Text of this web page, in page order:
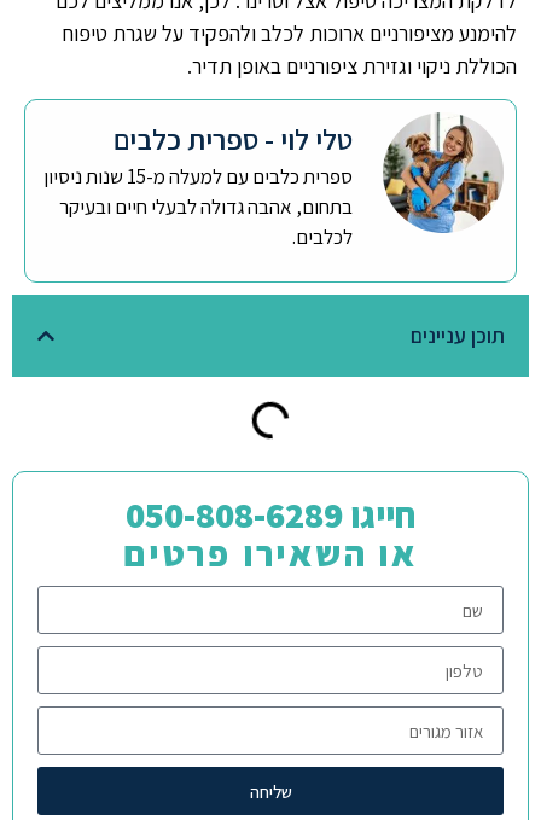
תוכן עניינים
חייגו 050-808-6289
או השאירו פרטים
שליחה
להימנע מציפורניים ארוכות לכלב ולהפקיד על שגרת טיפוח
הכוללת ניקוי וגזירת ציפורניים באופן תדיר.
טלי לוי - ספרית כלבים
ספרית כלבים עם למעלה מ-15 שנות ניסיון
בתחום, אהבה גדולה לבעלי חיים ובעיקר
לכלבים.